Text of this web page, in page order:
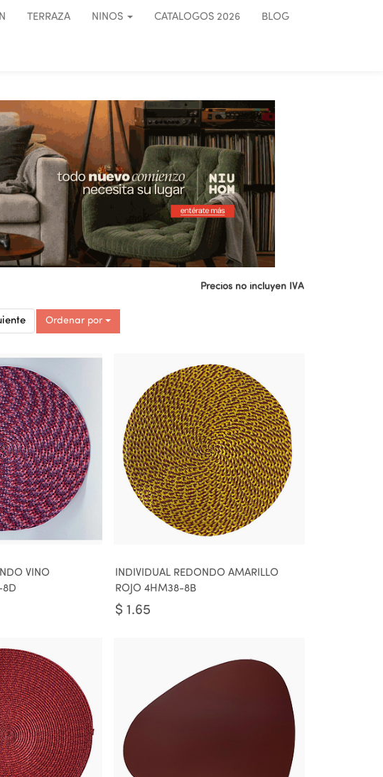
TERRAZA NINOS CATALOGOS 2026 BLOG
Precios no incluyen IVA
Ordenar por
VINO
8D
INDIVIDUAL REDONDO AMARILLO
ROJO 4HM38-8B
$ 1.65